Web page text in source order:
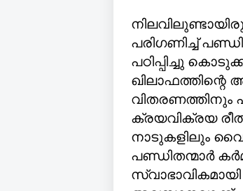
പരിഗണിച്ച്
പഠിപ്പിച്ചു
വിതരണത്തിനും
ക്രയവിക്രയ
നാടുകളിലും
പണ്ഡിതന്മാർ